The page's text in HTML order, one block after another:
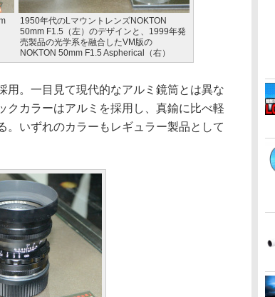
1950年代のLマウントレンズNOKTON
50mm F1.5（左）のデザインと、1999年発
売製品の光学系を融合したVM版の
NOKTON 50mm F1.5 Aspherical（右）
。一目見て現代的なアルミ鏡筒とは異な
クカラーはアルミを採用し、真鍮に比べ軽
。いずれのカラーもレギュラー製品として